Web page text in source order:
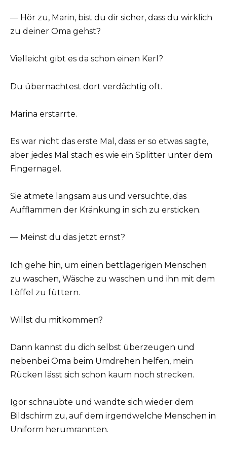
— Hör zu, Marin, bist du dir sicher, dass du wirklich
zu deiner Oma gehst?
Vielleicht gibt es da schon einen Kerl?
Du übernachtest dort verdächtig oft.
Marina erstarrte.
Es war nicht das erste Mal, dass er so etwas sagte,
aber jedes Mal stach es wie ein Splitter unter dem
Fingernagel.
Sie atmete langsam aus und versuchte, das
Aufflammen der Kränkung in sich zu ersticken.
— Meinst du das jetzt ernst?
Ich gehe hin, um einen bettlägerigen Menschen
zu waschen, Wäsche zu waschen und ihn mit dem
Löffel zu füttern.
Willst du mitkommen?
Dann kannst du dich selbst überzeugen und
nebenbei Oma beim Umdrehen helfen, mein
Rücken lässt sich schon kaum noch strecken.
Igor schnaubte und wandte sich wieder dem
Bildschirm zu, auf dem irgendwelche Menschen in
Uniform herumrannten.